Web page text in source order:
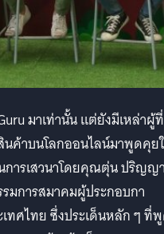
มาเท่านั้น แต่ยังมีเหล่าผู้ที่
นค้าบนโลกออนไลน์มาพูดคุย
การเสวนาโดยคุณตุ่น ปริญญ
มการสมาคมผู้ประกอบกา
ทศไทย ซึ่งประเด็นหลัก ๆ ที่